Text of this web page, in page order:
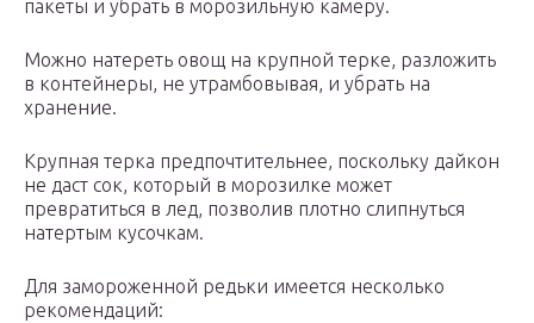
пакеты и убрать в морозильную камеру.
Можно натереть овощ на крупной терке, разложить
в контейнеры, не утрамбовывая, и убрать на
хранение.
Крупная терка предпочтительнее, поскольку дайкон
не даст сок, который в морозилке может
превратиться в лед, позволив плотно слипнуться
натертым кусочкам.
Для замороженной редьки имеется несколько
рекомендаций: